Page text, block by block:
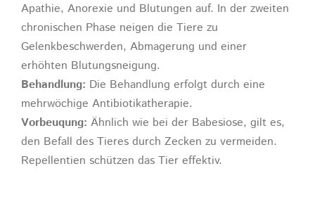
Termine
Apathie, Anorexie und Blutungen auf. In der zweiten
chronischen Phase neigen die Tiere zu
Gelenkbeschwerden, Abmagerung und einer
erhöhten Blutungsneigung.
Behandlung: Die Behandlung erfolgt durch eine
mehrwöchige Antibiotikatherapie.
Vorbeuqung: Ähnlich wie bei der Babesiose, gilt es,
den Befall des Tieres durch Zecken zu vermeiden.
Repellentien schützen das Tier effektiv.